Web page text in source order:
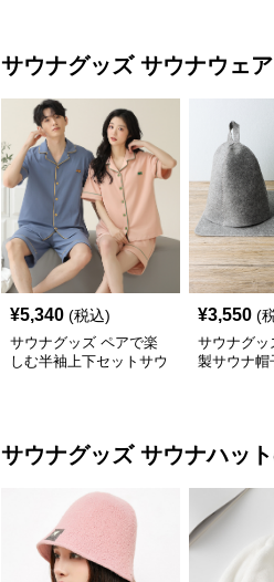
サウナグッズ サウナウェア
¥5,340 (税込)
サウナグッズ ペアで楽
しむ半袖上下セットサウ
¥3,550 (
サウナグッ
製サウナ帽
サウナグッズ サウナハット